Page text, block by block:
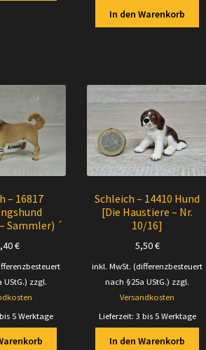
In den Warenkorb
– 16817
Sammler) ´
€
UStG.) zzgl.
5 Werktage
Schleich – 14410 Hund
[Die Haustiere – Nr.
10/16]
5,50€
inkl. MwSt. (differenzbesteuert
nach §25a UStG.) zzgl.
Versandkosten
Lieferzeit: 3 bis 5 Werktage
In den Warenkorb